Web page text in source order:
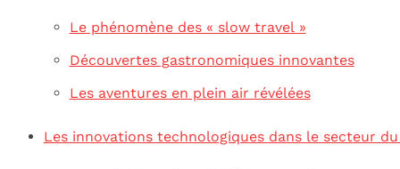
Le phénomène des « slow travel »
Découvertes gastronomiques innovantes
Les aventures en plein air révélées
Les innovations technologiques dans le secteur du